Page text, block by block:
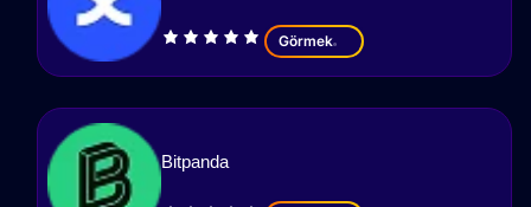
Görmek
Bitpanda